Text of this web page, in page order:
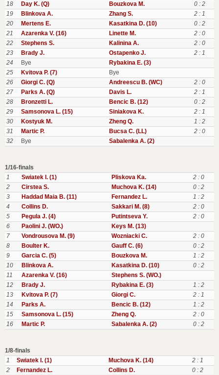
18
Day K. (Q) Bouzkova M.
0 : 2
19
Blinkova A. Zhang S.
2 : 1
20
Mertens E. Kasatkina D. (10)
0 : 2
21
Azarenka V. (16) Linette M.
2 : 0
22
Stephens S. Kalinina A.
2 : 0
23
Brady J. Ostapenko J.
2 : 1
24
Bye
Rybakina E. (3)
25
Kvitova P. (7)
Bye
26
Giorgi C. (Q) Andreescu B. (WC)
2 : 0
27
Parks A. (Q) Davis L.
2 : 1
28
Bronzetti L. Bencic B. (12)
0 : 2
29
Samsonova L. (15) Siniakova K.
2 : 1
30
Kostyuk M. Zheng Q.
1 : 2
31
Martic P. Bucsa C. (LL)
2 : 0
32
Bye Sabalenka A. (2)
1/16-finals
1
Swiatek I. (1) Pliskova Ka.
2 : 0
2
Cirstea S. Muchova K. (14)
0 : 2
3
Haddad Maia B. (11) Fernandez L.
1 : 2
4
Collins D. Sakkari M. (8)
2 : 0
5
Pegula J. (4) Putintseva Y.
2 : 0
6
Paolini J. (WO.)
Keys M. (13)
7
Vondrousova M. (9) Wozniacki C.
2 : 0
8
Boulter K. Gauff C. (6)
0 : 2
9
Garcia C. (5) Bouzkova M.
1 : 2
10
Blinkova A. Kasatkina D. (10)
0 : 2
11
Azarenka V. (16)
Stephens S. (WO.)
12
Brady J. Rybakina E. (3)
1 : 2
13
Kvitova P. (7) Giorgi C.
2 : 1
14
Parks A. Bencic B. (12)
1 : 2
15
Samsonova L. (15) Zheng Q.
2 : 0
16
Martic P. Sabalenka A. (2) 0 : 2
1/8-finals
1
Swiatek I. (1) Muchova K. (14)
2 : 1
2
Fernandez L. Collins D.
0 : 2